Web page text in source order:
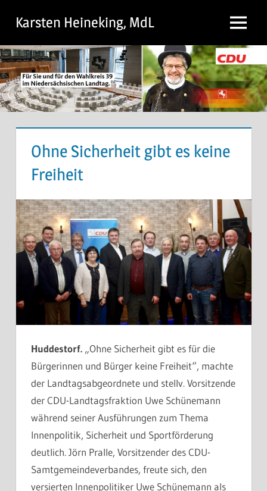
Inhalt
springen
Karsten Heineking, MdL Menu
Ohne Sicherheit gibt es keine
Freiheit
Huddestorf. „Ohne Sicherheit gibt es für die
Bürgerinnen und Bürger keine Freiheit“, machte
der Landtagsabgeordnete und stellv. Vorsitzende
der CDU-Landtagsfraktion Uwe Schünemann
während seiner Ausführungen zum Thema
Innenpolitik, Sicherheit und Sportförderung
deutlich. Jörn Pralle, Vorsitzender des CDU-
Samtgemeindeverbandes, freute sich, den
versierten Innenpolitiker Uwe Schünemann als